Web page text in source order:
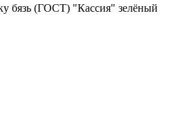
бязь (ГОСТ) "Кассия" зелёный